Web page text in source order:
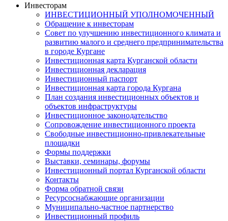
Инвесторам
ИНВЕСТИЦИОННЫЙ УПОЛНОМОЧЕННЫЙ
Обращение к инвесторам
Совет по улучшению инвестиционного климата и
развитию малого и среднего предпринимательства
в городе Кургане
Инвестиционная карта Курганской области
Инвестиционная декларация
Инвестиционный паспорт
Инвестиционная карта города Кургана
План создания инвестиционных объектов и
объектов инфраструктуры
Инвестиционное законодательство
Сопровождение инвестиционного проекта
Свободные инвестиционно-привлекательные
площадки
Формы поддержки
Выставки, семинары, форумы
Инвестиционный портал Курганской области
Контакты
Форма обратной связи
Ресурсоснабжающие организации
Муниципально-частное партнерство
Инвестиционный профиль